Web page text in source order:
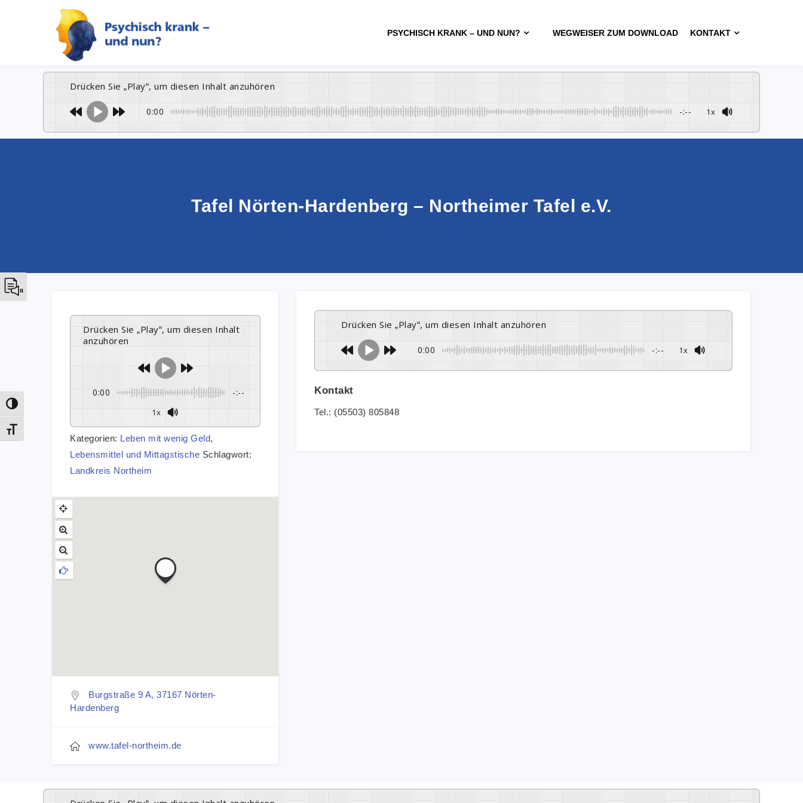
Umschalten auf hohe Kontraste
Schrift vergrößern
KONTAKT
WEGWEISER ZUM DOWNLOAD
PSYCHISCH KRANK – UND NUN?
Drücken Sie „Play“, um diesen Inhalt anzuhören
0:00 -:-- 1x
Tafel Nörten-Hardenberg – Northeimer Tafel e.V.
Drücken Sie „Play“, um diesen Inhalt
anzuhören
0:00 -:--
1x
Kategorien: Leben mit wenig Geld,
Lebensmittel und Mittagstische Schlagwort:
Landkreis Northeim
Burgstraße 9 A, 37167 Nörten-
Hardenberg
www.tafel-northeim.de
Drücken Sie „Play“, um diesen Inhalt anzuhören
0:00 -:-- 1x
Kontakt
Tel.: (05503) 805848